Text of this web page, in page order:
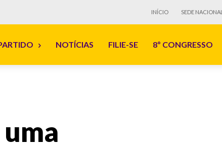
INÍCIO SEDE NACIONAL
NOTÍCIAS FILIE-SE 8º CONGRESSO